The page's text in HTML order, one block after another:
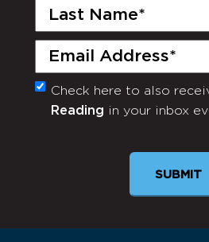
Last
Email
(Required)
Monthly
Newsletter
Check here to also
Reading in your inbox
SUBMIT